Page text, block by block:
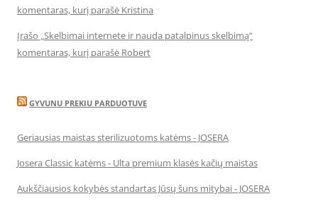
komentaras, kurį parašė Kristina
Įrašo „Skelbimai internete ir nauda patalpinus skelbimą“
komentaras, kurį parašė Robert
GYVUNU PREKIU PARDUOTUVE
Geriausias maistas sterilizuotoms katėms - JOSERA
Josera Classic katėms - Ulta premium klasės kačių maistas
Aukščiausios kokybės standartas Jūsų šuns mitybai - JOSERA